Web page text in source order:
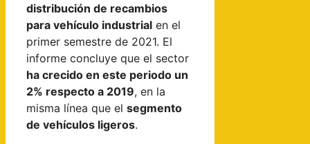
distribución de recambios
para vehículo industrial en el
primer semestre de 2021. El
informe concluye que el sector
ha crecido en este periodo un
2% respecto a 2019, en la
misma línea que el segmento
de vehículos ligeros.